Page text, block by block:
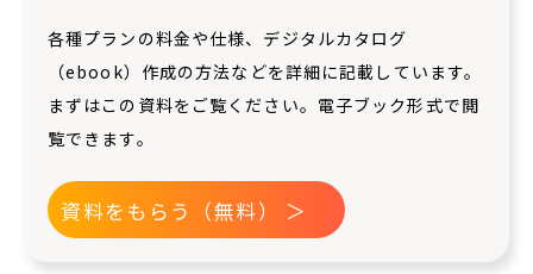
各種プランの料金や仕様、デジタルカタログ
（ebook）作成の方法などを詳細に記載しています。
まずはこの資料をご覧ください。電子ブック形式で閲
覧できます。
資料をもらう（無料） ＞